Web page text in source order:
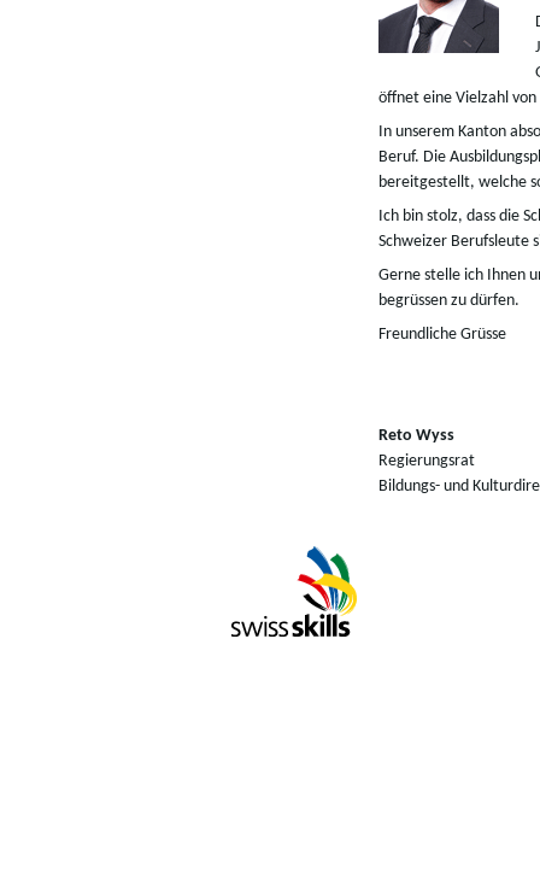
öffnet eine Vielzahl
In unserem Kanton
Beruf. Die
bereitgestellt, welche
Ich bin stolz, dass die
Schweizer Berufsleute
Gerne stelle ich Ihnen
begrüssen zu dürfen.
Freundliche Grüsse
Reto Wyss
Regierungsrat
Bildungs- und